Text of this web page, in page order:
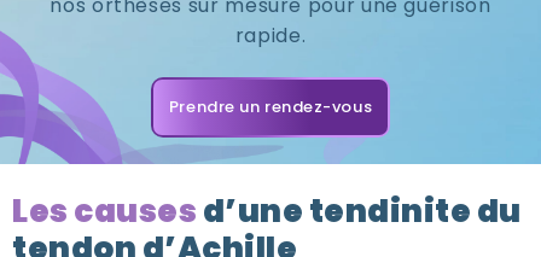
rapide.
Prendre un rendez-vous
Les causesd’une tendinite du
tendon d’Achille